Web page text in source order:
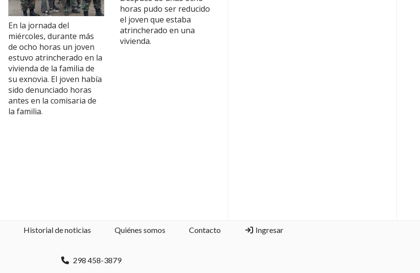
En la jornada del
miércoles, durante más
de ocho horas un joven
estuvo atrincherado en la
vivienda de la familia de
su exnovia. El joven había
sido denunciado horas
antes en la comisaria de
la familia.
horas pudo ser reducido
el joven que estaba
atrincherado en una
vivienda.
Historial de noticias Quiénes somos Contacto Ingresar
298 458-3879